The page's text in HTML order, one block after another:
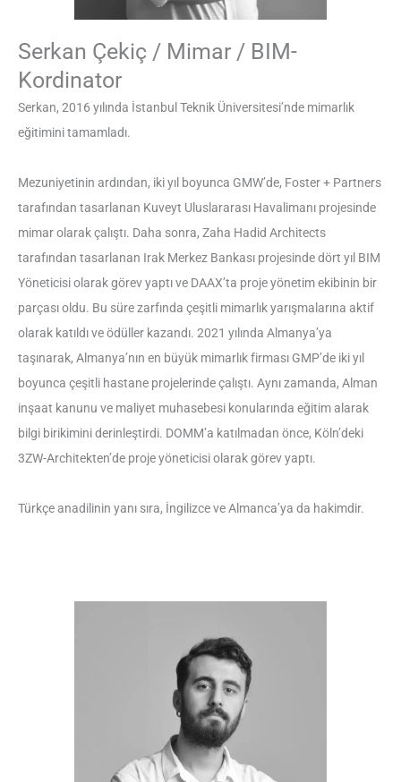
Serkan Çekiç / Mimar / BIM-
Kordinator
Serkan, 2016 yılında İstanbul Teknik Üniversitesi’nde mimarlık
eğitimini tamamladı.
Mezuniyetinin ardından, iki yıl boyunca GMW’de, Foster + Partners
tarafından tasarlanan Kuveyt Uluslararası Havalimanı projesinde
mimar olarak çalıştı. Daha sonra, Zaha Hadid Architects
tarafından tasarlanan Irak Merkez Bankası projesinde dört yıl BIM
Yöneticisi olarak görev yaptı ve DAAX’ta proje yönetim ekibinin bir
parçası oldu. Bu süre zarfında çeşitli mimarlık yarışmalarına aktif
olarak katıldı ve ödüller kazandı. 2021 yılında Almanya’ya
taşınarak, Almanya’nın en büyük mimarlık firması GMP’de iki yıl
boyunca çeşitli hastane projelerinde çalıştı. Aynı zamanda, Alman
inşaat kanunu ve maliyet muhasebesi konularında eğitim alarak
bilgi birikimini derinleştirdi. DOMM’a katılmadan önce, Köln’deki
3ZW-Architekten’de proje yöneticisi olarak görev yaptı.
Türkçe anadilinin yanı sıra, İngilizce ve Almanca’ya da hakimdir.